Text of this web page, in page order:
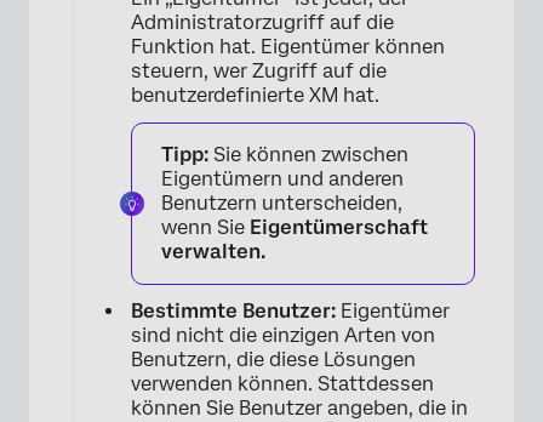
Administratorzugriff auf die
Funktion hat. Eigentümer können
steuern, wer Zugriff auf die
benutzerdefinierte XM hat.
Tipp: Sie können zwischen
Eigentümern und anderen
Benutzern unterscheiden,
wenn Sie Eigentümerschaft
verwalten.
Bestimmte Benutzer: Eigentümer
sind nicht die einzigen Arten von
Benutzern, die diese Lösungen
verwenden können. Stattdessen
können Sie Benutzer angeben, die in